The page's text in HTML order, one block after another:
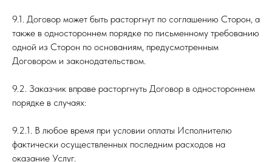
9.1. Договор может быть расторгнут по соглашению Сторон, а
также в одностороннем порядке по письменному требованию
одной из Сторон по основаниям, предусмотренным
Договором и законодательством.
9.2. Заказчик вправе расторгнуть Договор в одностороннем
порядке в случаях:
9.2.1. В любое время при условии оплаты Исполнителю
фактически осуществленных последним расходов на
оказание Услуг.